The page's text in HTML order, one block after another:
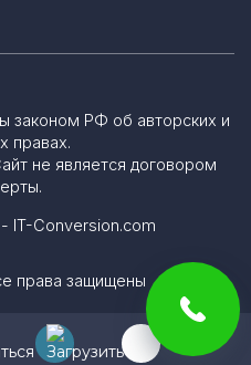
законом РФ об авторских и
правах.
не является договором
IT-Conversion.com
права защищены